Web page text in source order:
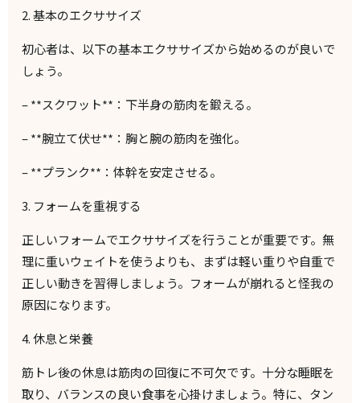
2.基本のエクササイズ
初心者は、以下の基本エクササイズから始めるのが良いで
しょう。
– **スクワット** ：下半身の筋肉を鍛える。
– **腕立て伏せ** ：胸と腕の筋肉を強化。
– **プランク** ：体幹を安定させる。
3. フォームを重視する
正しいフォームでエクササイズを行うことが重要です。無
理に重いウェイトを使うよりも、まずは軽い重りや自重で
正しい動きを習得しましょう。フォームが崩れると怪我の
原因になります。
4.休息と栄養
筋トレ後の休息は筋肉の回復に不可欠です。十分な睡眠を
取り、バランスの良い食事を心掛けましょう。特に、タン